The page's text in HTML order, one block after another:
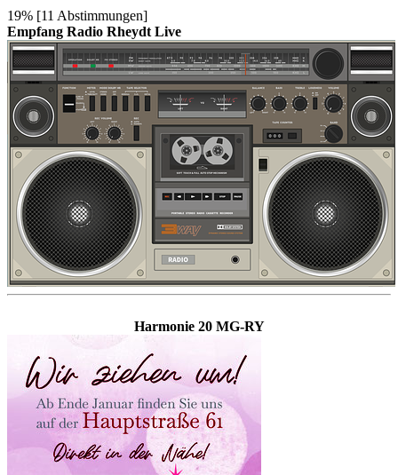
19% [11 Abstimmungen]
Empfang Radio Rheydt Live
Harmonie 20 MG-RY